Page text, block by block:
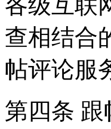
查相结合
帖评论服
第四条